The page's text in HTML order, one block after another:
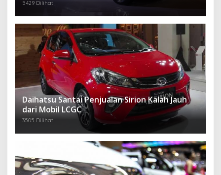
5429 Dilihat
Daihatsu Santai Penjualan Sirion Kalah Jauh
dari Mobil LCGC
3505 Dilihat